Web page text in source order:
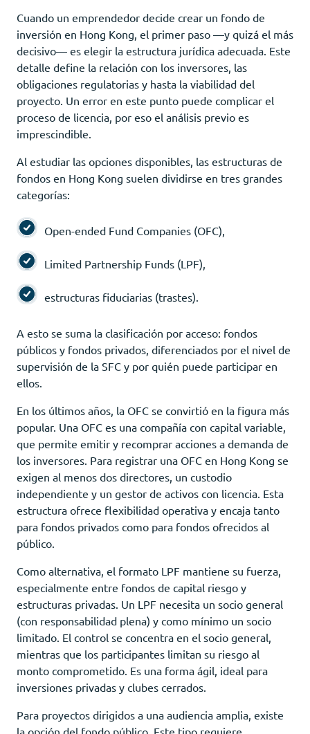
Cuando un emprendedor decide crear un fondo de
inversión en Hong Kong, el primer paso —y quizá el más
decisivo— es elegir la estructura jurídica adecuada. Este
detalle define la relación con los inversores, las
obligaciones regulatorias y hasta la viabilidad del
proyecto. Un error en este punto puede complicar el
proceso de licencia, por eso el análisis previo es
imprescindible.
Al estudiar las opciones disponibles, las estructuras de
fondos en Hong Kong suelen dividirse en tres grandes
categorías:
Open-ended Fund Companies (OFC),
Limited Partnership Funds (LPF),
estructuras fiduciarias (trastes).
A esto se suma la clasificación por acceso: fondos
públicos y fondos privados, diferenciados por el nivel de
supervisión de la SFC y por quién puede participar en
ellos.
En los últimos años, la OFC se convirtió en la figura más
popular. Una OFC es una compañía con capital variable,
que permite emitir y recomprar acciones a demanda de
los inversores. Para registrar una OFC en Hong Kong se
exigen al menos dos directores, un custodio
independiente y un gestor de activos con licencia. Esta
estructura ofrece flexibilidad operativa y encaja tanto
para fondos privados como para fondos ofrecidos al
público.
Como alternativa, el formato LPF mantiene su fuerza,
especialmente entre fondos de capital riesgo y
estructuras privadas. Un LPF necesita un socio general
(con responsabilidad plena) y como mínimo un socio
limitado. El control se concentra en el socio general,
mientras que los participantes limitan su riesgo al
monto comprometido. Es una forma ágil, ideal para
inversiones privadas y clubes cerrados.
Para proyectos dirigidos a una audiencia amplia, existe
la opción del fondo público. Este tipo requiere